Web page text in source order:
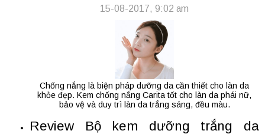
15-08-2017, 9:02 am
Chống nắng là biện pháp dưỡng da cần thiết cho làn da
khỏe đẹp. Kem chống nắng Carita tốt cho làn da phái nữ,
bảo vệ và duy trì làn da trắng sáng, đều màu.
Review Bộ kem dưỡng trắng da